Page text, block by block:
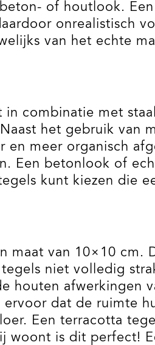
of houtlook.
onrealistisch
van het echte
in combinatie met
het gebruik van
en meer organisch
Een betonlook of
kunt kiezen die
maat van 10×10 cm.
niet volledig
houten afwerkingen
dat de ruimte
Een terracotta
woont is dit perfect!